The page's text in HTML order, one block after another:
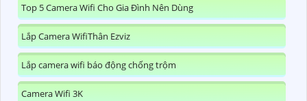
Top 5 Camera Wifi Cho Gia Đình Nên Dùng
Lắp Camera WifiThân Ezviz
Lắp camera wifi báo động chống trộm
Camera Wifi 3K